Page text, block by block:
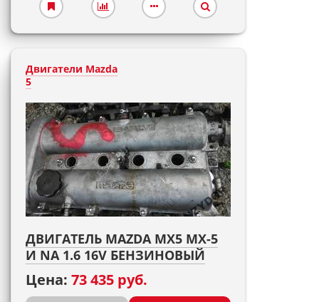
Двигатели Mazda
5
ДВИГАТЕЛЬ MAZDA MX5 MX-5
И NA 1.6 16V БЕНЗИНОВЫЙ
Цена: 73 435 руб.